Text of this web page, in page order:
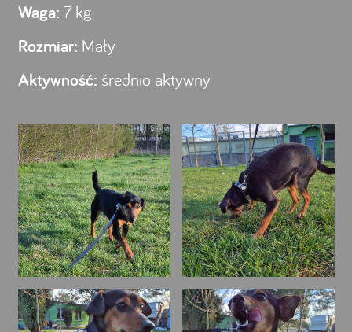
Waga: 7 kg
Rozmiar: Mały
Aktywność: średnio aktywny